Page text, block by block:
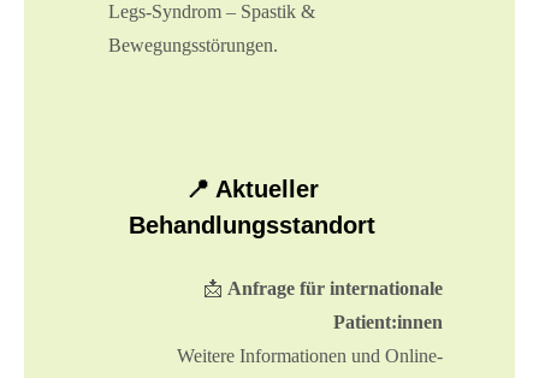
Legs-Syndrom – Spastik &
Bewegungsstörungen.
📍 Aktueller
Behandlungsstandort
📩 Anfrage für internationale
Patient:innen
Weitere Informationenund Online-